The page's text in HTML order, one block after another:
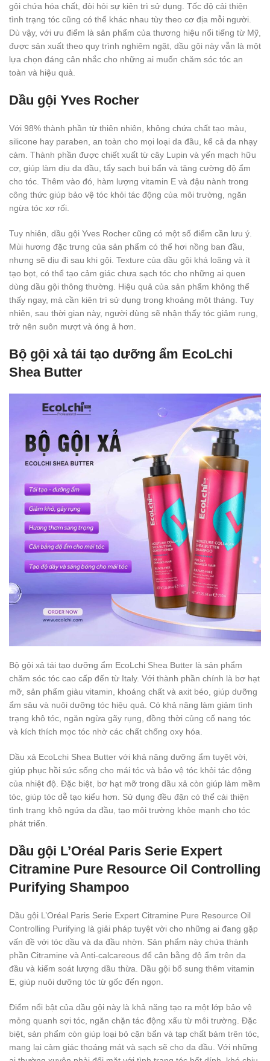
gội chứa hóa chất, đòi hỏi sự kiên trì sử dụng. Tốc độ cải thiện
tình trạng tóc cũng có thể khác nhau tùy theo cơ địa mỗi người.
Dù vậy, với ưu điểm là sản phẩm của thương hiệu nổi tiếng từ Mỹ,
được sản xuất theo quy trình nghiêm ngặt, dầu gội này vẫn là một
lựa chọn đáng cân nhắc cho những ai muốn chăm sóc tóc an
toàn và hiệu quả.
Dầu gội Yves Rocher
Với 98% thành phần từ thiên nhiên, không chứa chất tạo màu,
silicone hay paraben, an toàn cho mọi loại da đầu, kể cả da nhạy
cảm. Thành phần được chiết xuất từ cây Lupin và yến mạch hữu
cơ, giúp làm dịu da đầu, tẩy sạch bụi bẩn và tăng cường độ ẩm
cho tóc. Thêm vào đó, hàm lượng vitamin E và đậu nành trong
công thức giúp bảo vệ tóc khỏi tác động của môi trường, ngăn
ngừa tóc xơ rối.
Tuy nhiên, dầu gội Yves Rocher cũng có một số điểm cần lưu ý.
Mùi hương đặc trưng của sản phẩm có thể hơi nồng ban đầu,
nhưng sẽ dịu đi sau khi gội. Texture của dầu gội khá loãng và ít
tạo bọt, có thể tạo cảm giác chưa sạch tóc cho những ai quen
dùng dầu gội thông thường. Hiệu quả của sản phẩm không thể
thấy ngay, mà cần kiên trì sử dụng trong khoảng một tháng. Tuy
nhiên, sau thời gian này, người dùng sẽ nhận thấy tóc giảm rụng,
trở nên suôn mượt và óng ả hơn.
Bộ gội xả tái tạo dưỡng ẩm EcoLchi
Shea Butter
Bộ gội xả tái tạo dưỡng ẩm EcoLchi Shea Butter là sản phẩm
chăm sóc tóc cao cấp đến từ Italy. Với thành phần chính là bơ hạt
mỡ, sản phẩm giàu vitamin, khoáng chất và axit béo, giúp dưỡng
ẩm sâu và nuôi dưỡng tóc hiệu quả. Có khả năng làm giảm tình
trạng khô tóc, ngăn ngừa gãy rụng, đồng thời củng cố nang tóc
và kích thích mọc tóc nhờ các chất chống oxy hóa.
Dầu xả EcoLchi Shea Butter với khả năng dưỡng ẩm tuyệt vời,
giúp phục hồi sức sống cho mái tóc và bảo vệ tóc khỏi tác động
của nhiệt độ. Đặc biệt, bơ hạt mỡ trong dầu xả còn giúp làm mềm
tóc, giúp tóc dễ tạo kiểu hơn. Sử dụng đều đặn có thể cải thiện
tình trạng khô ngứa da đầu, tạo môi trường khỏe mạnh cho tóc
phát triển.
Dầu gội L’Oréal Paris Serie Expert
Citramine Pure Resource Oil Controlling
Purifying Shampoo
Dầu gội L’Oréal Paris Serie Expert Citramine Pure Resource Oil
Controlling Purifying là giải pháp tuyệt vời cho những ai đang gặp
vấn đề với tóc dầu và da đầu nhờn. Sản phẩm này chứa thành
phần Citramine và Anti-calcareous để cân bằng độ ẩm trên da
đầu và kiểm soát lượng dầu thừa. Dầu gội bổ sung thêm vitamin
E, giúp nuôi dưỡng tóc từ gốc đến ngọn.
Điểm nổi bật của dầu gội này là khả năng tạo ra một lớp bảo vệ
mỏng quanh sợi tóc, ngăn chặn tác động xấu từ môi trường. Đặc
biệt, sản phẩm còn giúp loại bỏ cặn bẩn và tạp chất bám trên tóc,
mang lại cảm giác thoáng mát và sạch sẽ cho da đầu. Với những